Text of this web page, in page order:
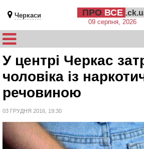
Черкаси ПРО ВСЕ
09 серпня, 2026
У центрі Черкас
чоловіка із
речовиною
03 ГРУДНЯ 2016, 19:30